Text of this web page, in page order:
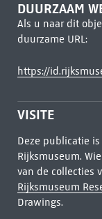
DUURZAAM
Als u naar dit
duurzame URL:
https://
VISITE
Deze publicatie
Rijksmuseum.
van de collecties
Rijksmuseum
Drawings.